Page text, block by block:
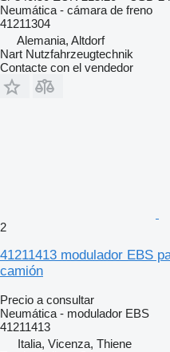
Neumática - cámara de freno
41211304
Alemania, Altdorf
Nart Nutzfahrzeugtechnik
Contacte con el vendedor
2
41211413 modulador EBS
camión
Precio a consultar
Neumática - modulador EBS
41211413
Italia, Vicenza, Thiene